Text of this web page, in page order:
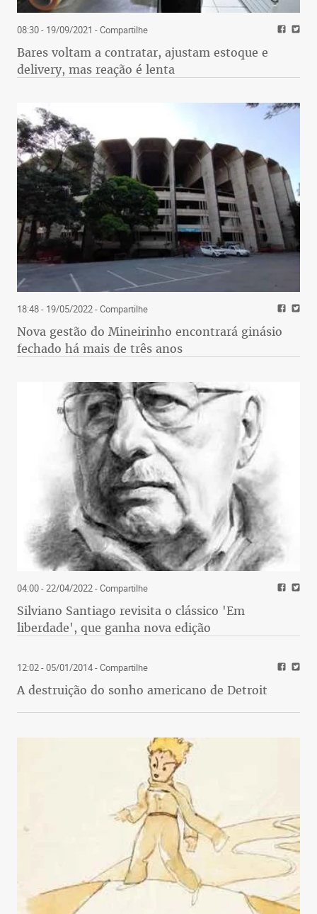
08:30 - 19/09/2021 - Compartilhe
Bares voltam a contratar, ajustam estoque e
delivery, mas reação é lenta
18:48 - 19/05/2022- Compartilhe
Nova gestão do Mineirinho encontrará ginásio
fechado há mais de três anos
04:00 - 22/04/2022- Compartilhe
Silviano Santiago revisita o clássico 'Em
liberdade', que ganha nova edição
12:02 - 05/01/2014- Compartilhe
A destruição do sonho americano de Detroit